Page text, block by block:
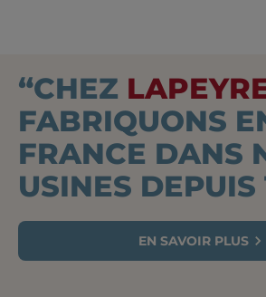
“CHEZ
FABRIQUONS
FRANCE DANS
USINES DEPUIS
EN SAVOIR PLUS